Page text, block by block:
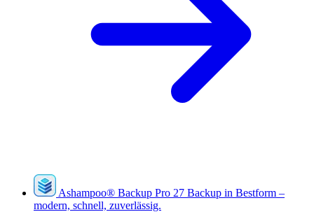
Ashampoo® Backup Pro 27 Backup in Bestform –
modern, schnell, zuverlässig.